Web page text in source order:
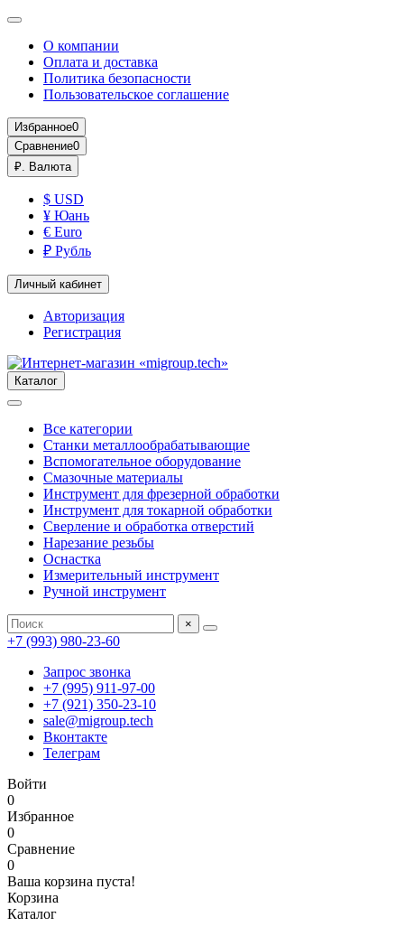
О компании
Оплата и доставка
Политика безопасности
Пользовательское соглашение
Избранное0
Сравнение0
₽. Валюта
$ USD
¥ Юань
€ Euro
₽ Рубль
Личный кабинет
Авторизация
Регистрация
Каталог
Все категории
Станки металлообрабатывающие
Вспомогательное оборудование
Смазочные материалы
Инструмент для фрезерной обработки
Инструмент для токарной обработки
Сверление и обработка отверстий
Нарезание резьбы
Оснастка
Измерительный инструмент
Ручной инструмент
×
+7 (993) 980-23-60
Запрос звонка
+7 (995) 911-97-00
+7 (921) 350-23-10
sale@migroup.tech
Вконтакте
Телеграм
Войти
0
Избранное
0
Сравнение
0
Ваша корзина пуста!
Корзина
Каталог